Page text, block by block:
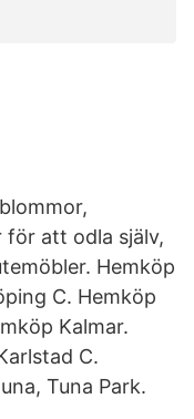
att odla själv,
Hemköp
C. Hemköp
Kalmar.
C.
Tuna Park.